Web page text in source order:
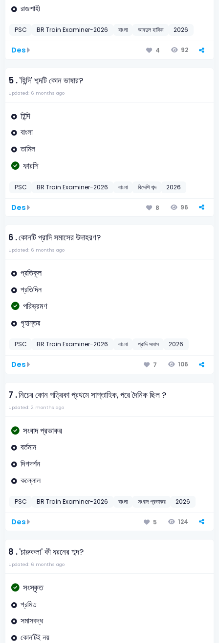
রাজশাহী
PSC BR Train Examiner-2026 বাংলা আবদুল হাকিম 2026
Des 4 92
5 .'হিন্দি' শব্দটি কোন ভাষার?
Updated: 6 months ago
হিন্দি
বাংলা
তামিল
ফারসি
PSC BR Train Examiner-2026 বাংলা বিদেশি শব্দ 2026
Des 8 96
6 .কোনটি প্রাদি সমাসের উদাহরণ?
Updated: 6 months ago
প্রতিকূল
প্রতিদিন
পরিভ্রমণ
গৃহান্তর
PSC BR Train Examiner-2026 বাংলা প্রাদি সমাস 2026
Des 7 106
7 .নিচের কোন পত্রিকা প্রথমে সাপ্তাহিক, পরে দৈনিক ছিল ?
Updated: 2 months ago
সংবাদ প্রভাকর
বর্তমান
দিগদর্শন
কল্লোল
PSC BR Train Examiner-2026 বাংলা সংবাদ প্রভাকর 2026
Des 5 124
8 .'চারুকলা' কী ধরনের শব্দ?
Updated: 6 months ago
সংস্কৃত
প্রমিত
সমাসবদ্ধ
কোনটিই নয়